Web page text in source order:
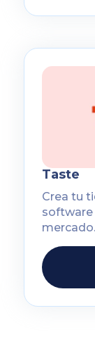
Taste
Crea tu
software
mercado.